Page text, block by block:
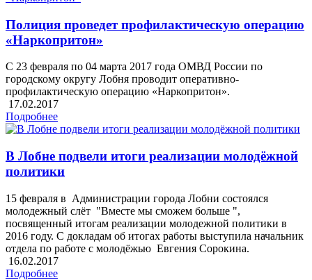
Полиция проведет профилактическую операцию
«Наркопритон»
С 23 февраля по 04 марта 2017 года ОМВД России по
городскому округу Лобня проводит оперативно-
профилактическую операцию «Наркопритон».
17.02.2017
Подробнее
В Лобне подвели итоги реализации молодёжной
политики
15 февраля в Администрации города Лобни состоялся
молодежный слёт "Вместе мы сможем больше ",
посвященный итогам реализации молодежной политики в
2016 году. С докладам об итогах работы выступила начальник
отдела по работе с молодёжью Евгения Сорокина.
16.02.2017
Подробнее